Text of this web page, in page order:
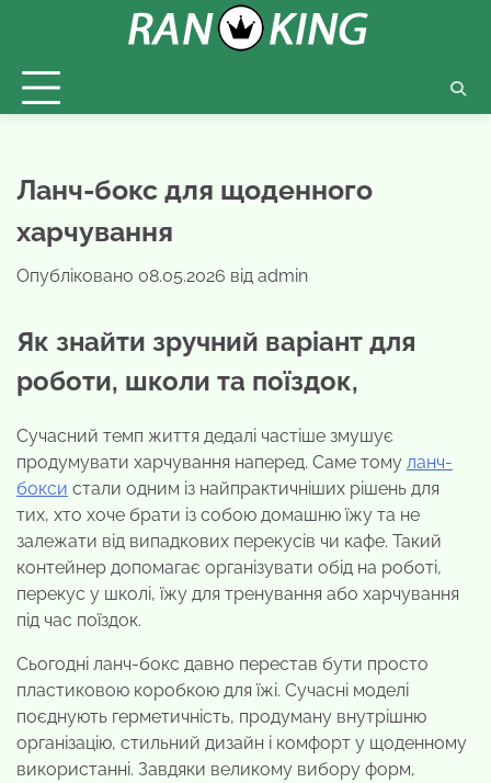
Ланч-бокс для щоденного
харчування
Опубліковано 08.05.2026 від admin
Як знайти зручний варіант для
роботи, школи та поїздок,
Сучасний темп життя дедалі частіше змушує
продумувати харчування наперед. Саме тому ланч-
бокси стали одним із найпрактичніших рішень для
тих, хто хоче брати із собою домашню їжу та не
залежати від випадкових перекусів чи кафе. Такий
контейнер допомагає організувати обід на роботі,
перекус у школі, їжу для тренування або харчування
під час поїздок.
Сьогодні ланч-бокс давно перестав бути просто
пластиковою коробкою для їжі. Сучасні моделі
поєднують герметичність, продуману внутрішню
організацію, стильний дизайн і комфорт у щоденному
використанні. Завдяки великому вибору форм,